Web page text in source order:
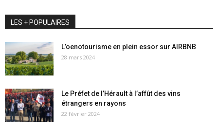
LES + POPULAIRES
L’oenotourisme en plein essor sur AIRBNB
28 mars 2024
Le Préfet de l’Hérault à l’affût des vins
étrangers en rayons
22 février 2024